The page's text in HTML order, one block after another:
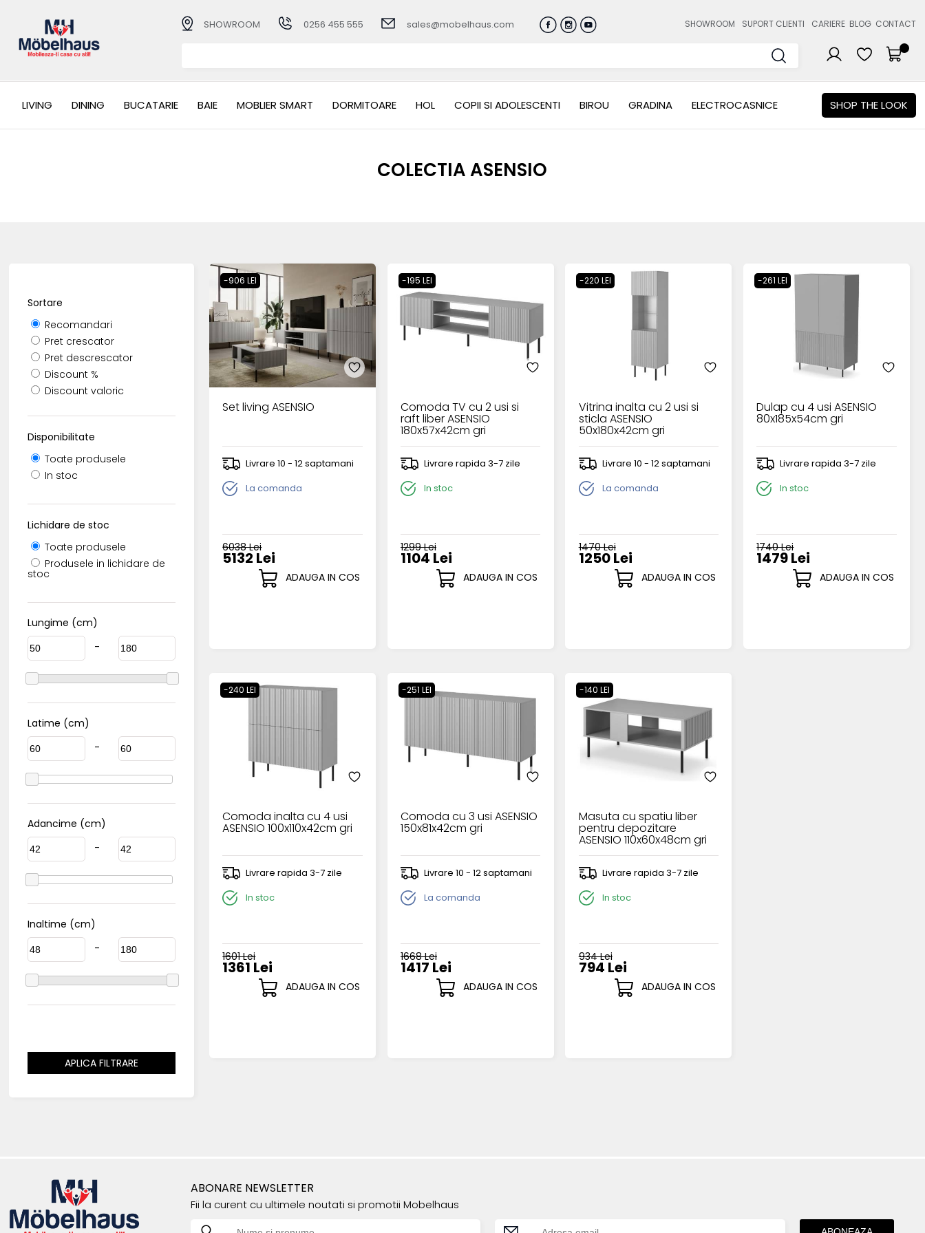
SHOWROOM 0256 455 555 sales@mobelhaus.com SHOWROOM SUPORT CLIENTI CARIERE BLOG CONTACT
LIVING DINING BUCATARIE BAIE MOBLIER SMART DORMITOARE HOL COPII SI ADOLESCENTI BIROU GRADINA ELECTROCASNICE SHOP THE LOOK
COLECTIA ASENSIO
Sortare
Recomandari
Pret crescator
Pret descrescator
Discount %
Discount valoric
Disponibilitate
Toate produsele
In stoc
Lichidare de stoc
Toate produsele
Produsele in lichidare de
stoc
Lungime (cm)
-
Latime (cm)
-
Adancime (cm)
-
Inaltime (cm)
-
APLICA FILTRARE
-906 LEI
Set living ASENSIO
Livrare 10 - 12 saptamani
La comanda
6038 Lei
5132 Lei
ADAUGA IN COS
-195 LEI
Comoda TV cu 2 usi si
raft liber ASENSIO
180x57x42cm gri
Livrare rapida 3-7 zile
In stoc
1299 Lei
1104 Lei
ADAUGA IN COS
-220 LEI
Vitrina inalta cu 2 usi si
sticla ASENSIO
50x180x42cm gri
Livrare 10 - 12 saptamani
La comanda
1470 Lei
1250 Lei
ADAUGA IN COS
-261 LEI
Dulap cu 4 usi ASENSIO
80x185x54cm gri
Livrare rapida 3-7 zile
In stoc
1740 Lei
1479 Lei
ADAUGA IN COS
-240 LEI
Comoda inalta cu 4 usi
ASENSIO 100x110x42cm gri
Livrare rapida 3-7 zile
In stoc
1601 Lei
1361 Lei
ADAUGA IN COS
-251 LEI
Comoda cu 3 usi ASENSIO
150x81x42cm gri
Livrare 10 - 12 saptamani
La comanda
1668 Lei
1417 Lei
ADAUGA IN COS
-140 LEI
Masuta cu spatiu liber
pentru depozitare
ASENSIO 110x60x48cm gri
Livrare rapida 3-7 zile
In stoc
934 Lei
794 Lei
ADAUGA IN COS
ABONARE NEWSLETTER
Fii la curent cu ultimele noutati si promotii Mobelhaus